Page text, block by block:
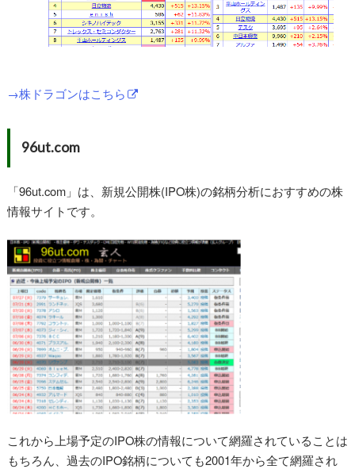
→株ドラゴンはこちら
96ut.com
「96ut.com」は、新規公開株(IPO株)の銘柄分析におすすめの株
情報サイトです。
これから上場予定のIPO株の情報について網羅されていることは
もちろん、過去のIPO銘柄についても2001年から全て網羅され